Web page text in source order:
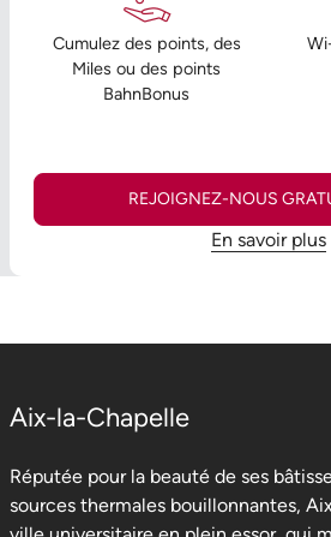
Cumulez des points, des
Miles ou des points
BahnBonus
REJOIGNEZ-NOUS
En savoir plus
Aix-la-Chapelle
Réputée pour la beauté de ses
sources thermales bouillonnantes,